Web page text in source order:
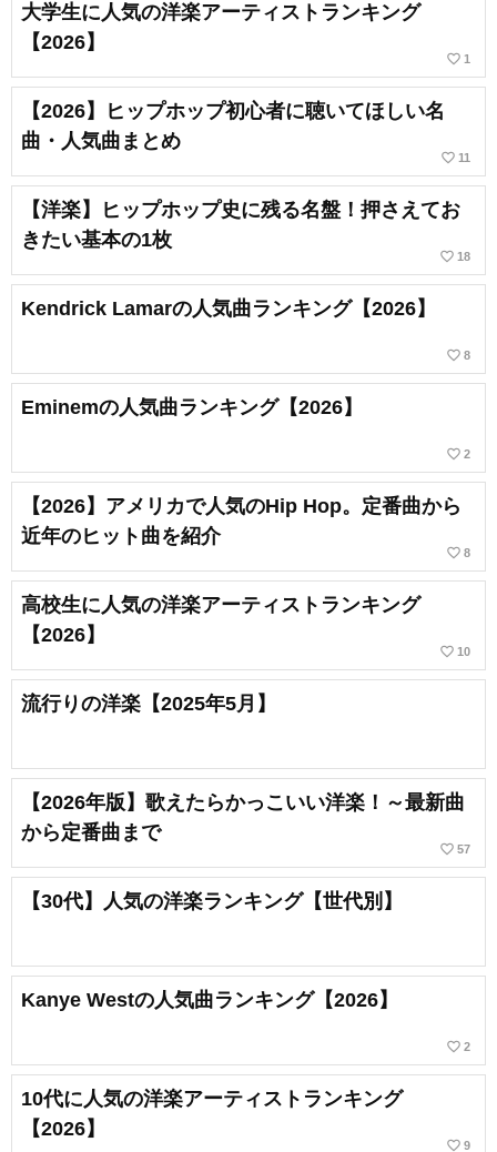
大学生に人気の洋楽アーティストランキング
【2026】
favorite_border 1
【2026】ヒップホップ初心者に聴いてほしい名
曲・人気曲まとめ
favorite_border 11
【洋楽】ヒップホップ史に残る名盤！押さえてお
きたい基本の1枚
favorite_border 18
Kendrick Lamarの人気曲ランキング【2026】
favorite_border 8
Eminemの人気曲ランキング【2026】
favorite_border 2
【2026】アメリカで人気のHip Hop。定番曲から
近年のヒット曲を紹介
favorite_border 8
高校生に人気の洋楽アーティストランキング
【2026】
favorite_border 10
流行りの洋楽【2025年5月】
【2026年版】歌えたらかっこいい洋楽！～最新曲
から定番曲まで
favorite_border 57
【30代】人気の洋楽ランキング【世代別】
Kanye Westの人気曲ランキング【2026】
favorite_border 2
10代に人気の洋楽アーティストランキング
【2026】
favorite_border 9